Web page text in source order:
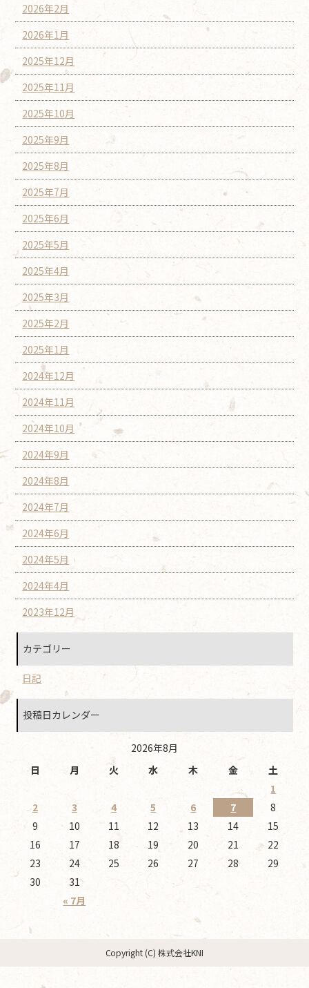
2026年2月
2026年1月
2025年12月
2025年11月
2025年10月
2025年9月
2025年8月
2025年7月
2025年6月
2025年5月
2025年4月
2025年3月
2025年2月
2025年1月
2024年12月
2024年11月
2024年10月
2024年9月
2024年8月
2024年7月
2024年6月
2024年5月
2024年4月
2023年12月
カテゴリー
日記
投稿日カレンダー
2026年8月
日
月 火 水 木 金 土
« 7月
1
2
3 4 5 6 7
8
9
10 11 12 13 14
15
16
17 18 19 20 21
22
23
24 25 26 27 28
29
30
31
Copyright (C) 株式会社KNI